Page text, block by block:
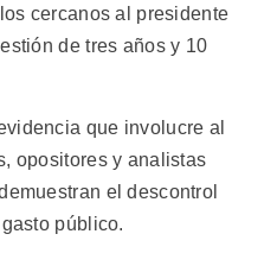
cercanos al presidente
de tres años y 10
que involucre al
opositores y analistas
el descontrol
público.